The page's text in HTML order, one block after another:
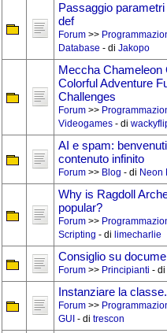
Passaggio
def
Forum>>
Database - di Jakopo
Meccha Chameleon
Colorful Adventure
Challenges
Forum>>
Videogames- di
AI e spam: benvenuti
contenuto infinito
Forum>> Blog - di Neon
Why is Ragdoll
popular?
Forum>>
Scripting - di limecharlie
Consiglio su
Forum>> Principianti - di
Instanziare la
Forum>>
GUI- di trescon